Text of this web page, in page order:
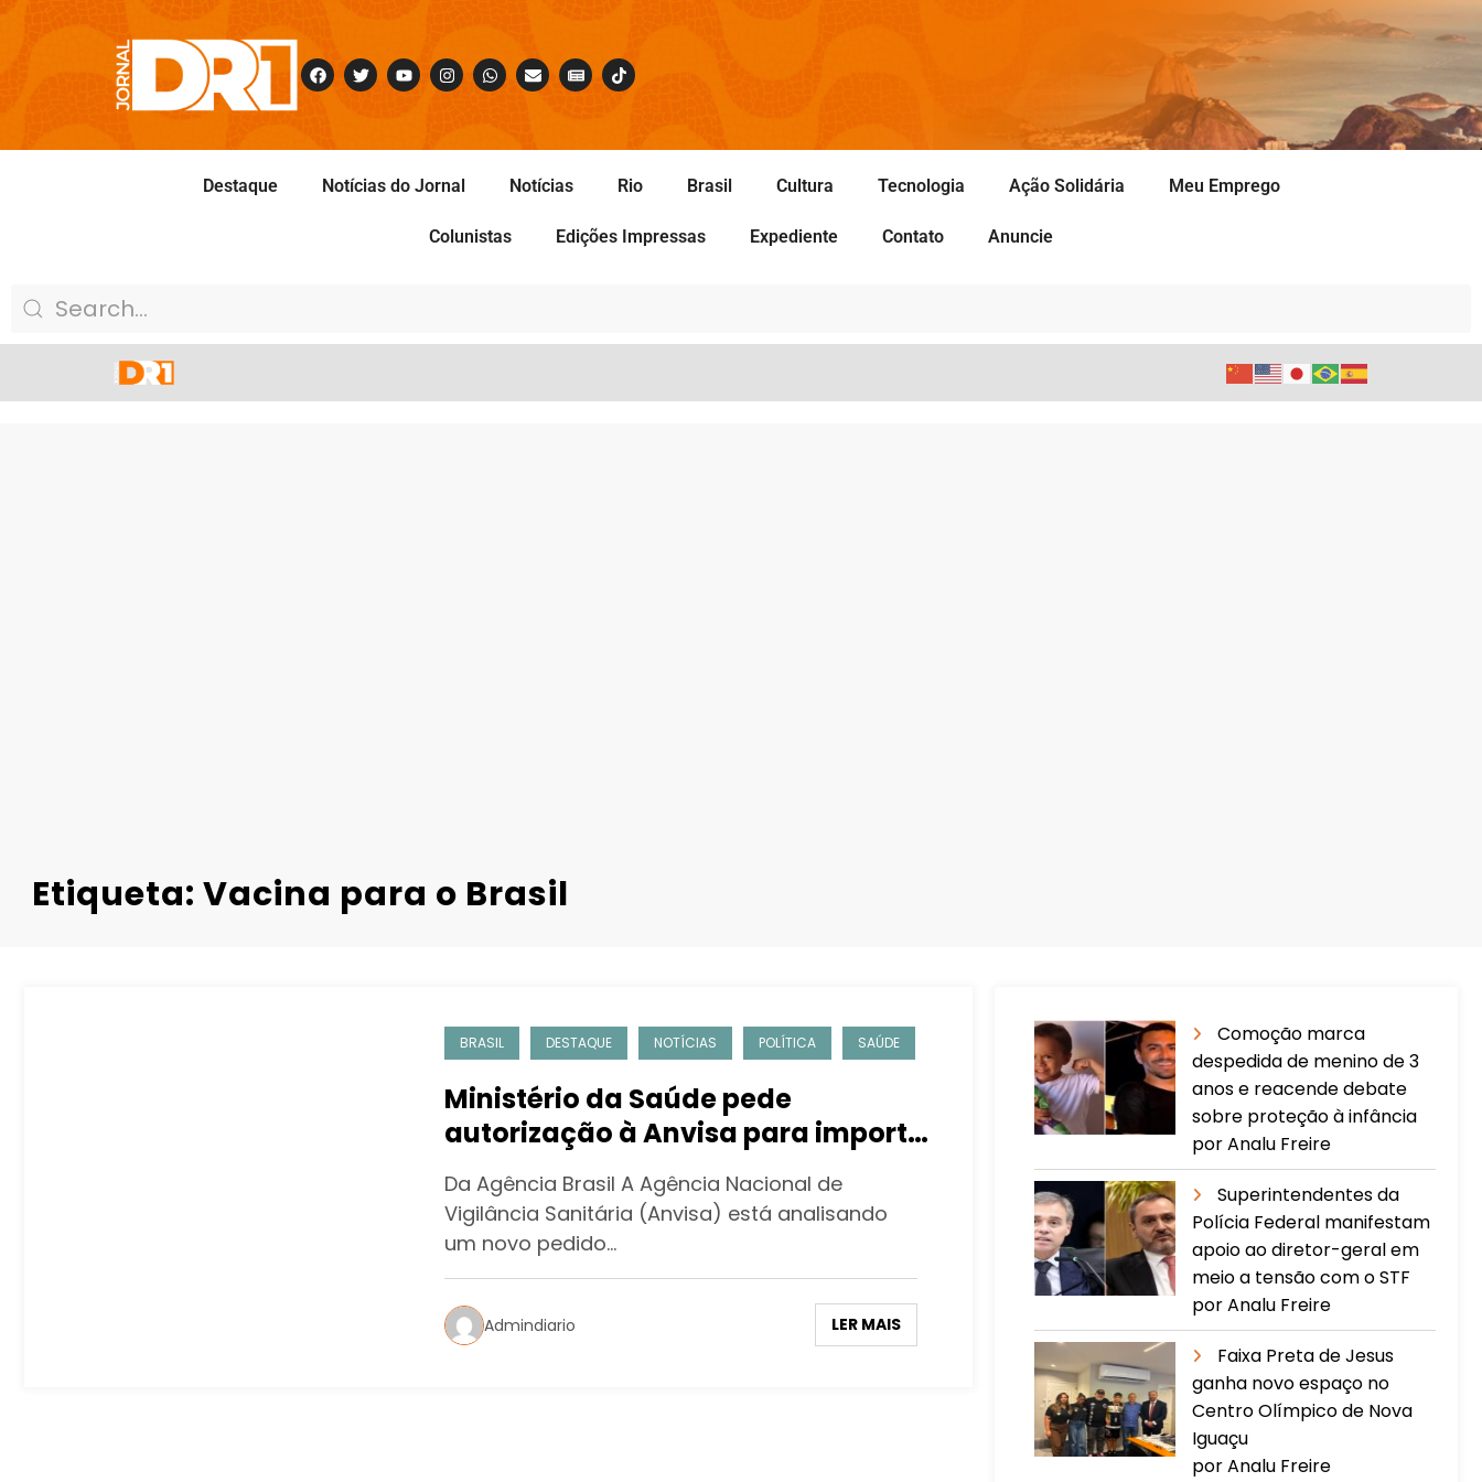
Destaque Notícias do Jornal Notícias Rio Brasil Cultura Tecnologia Ação Solidária Meu Emprego
Colunistas Edições Impressas Expediente Contato Anuncie
Etiqueta: Vacina para o Brasil
BRASIL DESTAQUE NOTÍCIAS POLÍTICA SAÚDE
Ministério da Saúde pede
autorização à Anvisa para importar
vacina
Da Agência Brasil A Agência Nacional de
Vigilância Sanitária (Anvisa) está analisando
um novo pedido…
Admindiario LER MAIS
Comoção marca
despedida de menino de 3
anos e reacende debate
sobre proteção à infância
por Analu Freire
Superintendentes da
Polícia Federal manifestam
apoio ao diretor-geral em
meio a tensão com o STF
por Analu Freire
Faixa Preta de Jesus
ganha novo espaço no
Centro Olímpico de Nova
Iguaçu
por Analu Freire